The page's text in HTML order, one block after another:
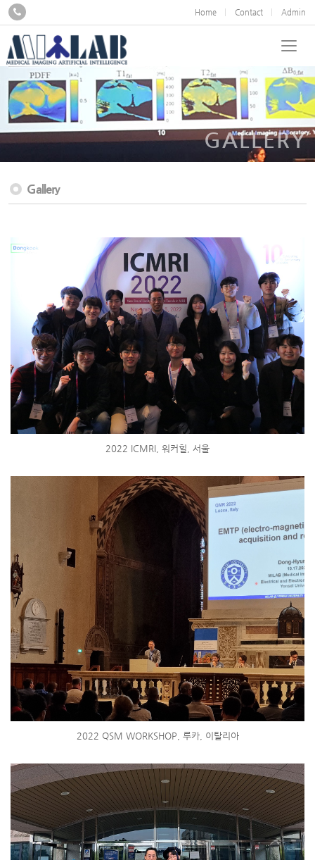
Home Contact Admin
GALLERY
Gallery
2022 ICMRI, 워커힐, 서울
2022 QSM WORKSHOP, 루카, 이탈리아